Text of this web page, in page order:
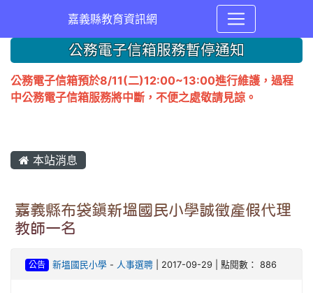
嘉義縣教育資訊網
公務電子信箱服務暫停通知
公務電子信箱預於8/11(二)12:00~13:00進行維護，過程
中公務電子信箱服務將中斷，不便之處敬請見諒。
本站消息
嘉義縣布袋鎮新塭國民小學誠徵產假代理
教師一名
公告 新塭國民小學- 人事選聘| 2017-09-29 | 點閱數： 886